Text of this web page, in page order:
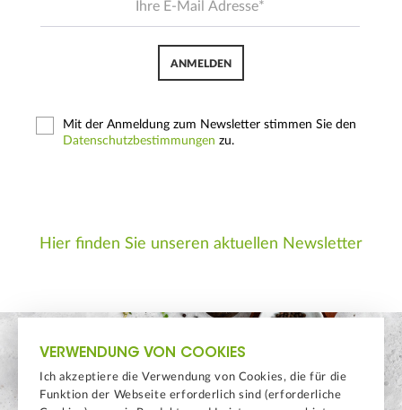
ANMELDEN
Mit der Anmeldung zum Newsletter stimmen Sie den
Datenschutzbestimmungen zu.
Hier finden Sie unseren aktuellen Newsletter
VERWENDUNG VON COOKIES
Ich akzeptiere die Verwendung von Cookies, die für die
Funktion der Webseite erforderlich sind (erforderliche